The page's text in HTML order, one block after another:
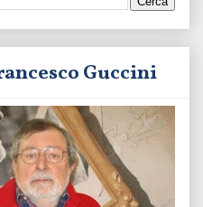
Guccini